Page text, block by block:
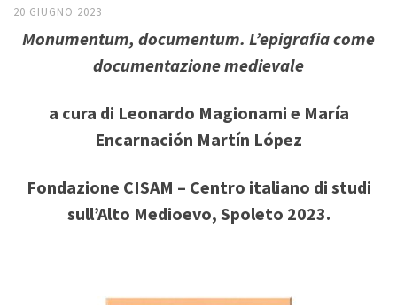
20 GIUGNO 2023
Monumentum, documentum. L’epigrafia come
documentazione medievale
a cura di Leonardo Magionami e María
Encarnación Martín López
Fondazione CISAM – Centro italiano di studi
sull’Alto Medioevo, Spoleto 2023.